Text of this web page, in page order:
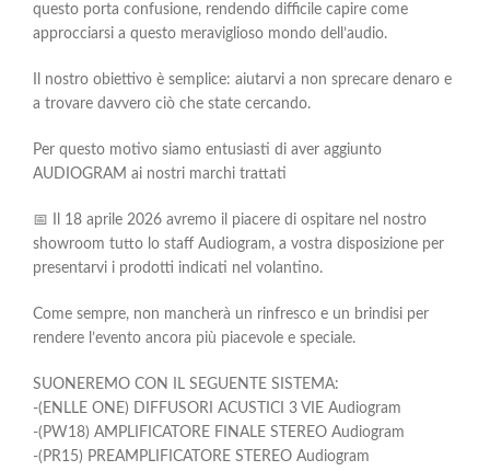
questo porta confusione, rendendo difficile capire come
approcciarsi a questo meraviglioso mondo dell’audio.
Il nostro obiettivo è semplice: aiutarvi a non sprecare denaro e
a trovare davvero ciò che state cercando.
Per questo motivo siamo entusiasti di aver aggiunto
AUDIOGRAM ai nostri marchi trattati
📅 Il 18 aprile 2026 avremo il piacere di ospitare nel nostro
showroom tutto lo staff Audiogram, a vostra disposizione per
presentarvi i prodotti indicati nel volantino.
Come sempre, non mancherà un rinfresco e un brindisi per
rendere l’evento ancora più piacevole e speciale.
SUONEREMO CON IL SEGUENTE SISTEMA:
-(ENLLE ONE) DIFFUSORI ACUSTICI 3 VIE Audiogram
-(PW18) AMPLIFICATORE FINALE STEREO Audiogram
-(PR15) PREAMPLIFICATORE STEREO Audiogram